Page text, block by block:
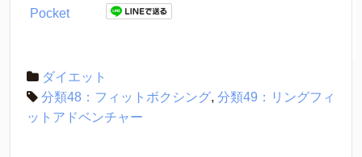
Pocket
ダイエット
分類48：フィットボクシング, 分類49：リングフィ
ットアドベンチャー